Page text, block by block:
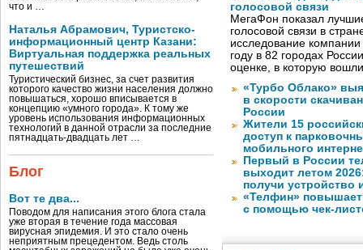
что и …
Наталья Абрамович, Туристско-
информационный центр Казани:
Виртуальная поддержка реальных
путешествий
Туристический бизнес, за счет развития
которого качество жизни населения должно
повышаться, хорошо вписывается в
концепцию «умного города». К тому же
уровень использования информационных
технологий в данной отрасли за последние
пятнадцать-двадцать лет …
Блог
Вот те два...
Поводом для написания этого блога стала
уже вторая в течение года массовая
вирусная эпидемия. И это стало очень
неприятным прецедентом. Ведь столь
голосовой связи
МегаФон показал
голосовой связи в
исследование
году в 82 городах
оценке, в которую
«Турбо Облако»
в скорости
России
Жители 15
доступ к
мобильного
Первый в России
выходит летом
получи устройство
«Телфин» повышает
с помощью чек-